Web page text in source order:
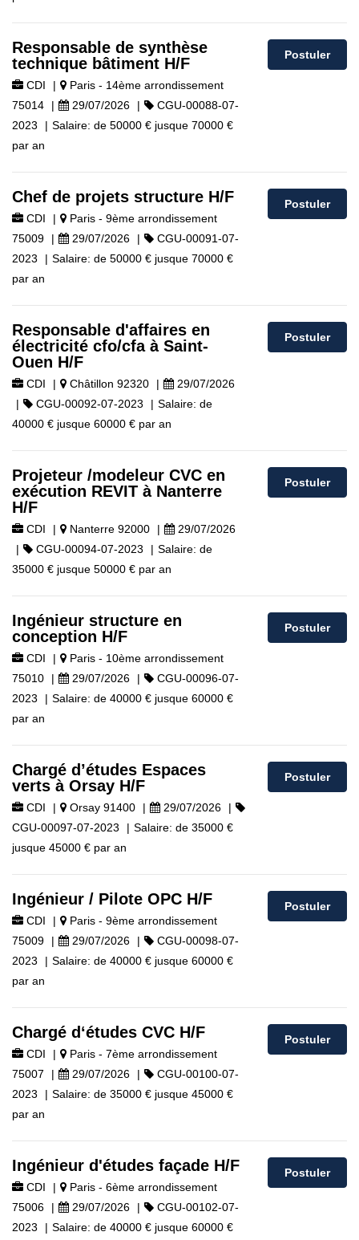
Responsable de synthèse
technique bâtiment H/F
CDI |
Paris - 14ème arrondissement
75014
| 29/07/2026 |
CGU-00088-07-
2023
| Salaire: de 50000 € jusque 70000 €
par an
Postuler
Chef de projets structure H/F
CDI |
Paris - 9ème arrondissement
75009
| 29/07/2026 |
CGU-00091-07-
2023
| Salaire: de 50000 € jusque 70000 €
par an
Postuler
Responsable d'affaires en
électricité cfo/cfa à Saint-
Ouen H/F
CDI | Châtillon 92320 |
29/07/2026
|
CGU-00092-07-2023 | Salaire: de
40000 € jusque 60000 € par an
Postuler
Projeteur /modeleur CVC en
exécution REVIT à Nanterre
H/F
CDI | Nanterre 92000 |
29/07/2026
|
CGU-00094-07-2023 | Salaire: de
35000 € jusque 50000 € par an
Postuler
Ingénieur structure en
conception H/F
CDI |
Paris - 10ème arrondissement
75010
| 29/07/2026 |
CGU-00096-07-
2023
| Salaire: de 40000 € jusque 60000 €
par an
Postuler
Chargé d’études Espaces
verts à Orsay H/F
CDI | Orsay 91400 | 29/07/2026
|
CGU-00097-07-2023
| Salaire: de 35000 €
jusque 45000 € par an
Postuler
Ingénieur / Pilote OPC H/F
CDI |
Paris - 9ème arrondissement
75009
| 29/07/2026 |
CGU-00098-07-
2023
| Salaire: de 40000 € jusque 60000 €
par an
Postuler
Chargé d‘études CVC H/F
CDI |
Paris - 7ème arrondissement
75007
| 29/07/2026 |
CGU-00100-07-
2023
| Salaire: de 35000 € jusque 45000 €
par an
Postuler
Ingénieur d'études façade H/F
CDI |
Paris - 6ème arrondissement
75006
| 29/07/2026 |
CGU-00102-07-
2023
| Salaire: de 40000 € jusque 60000 €
Postuler